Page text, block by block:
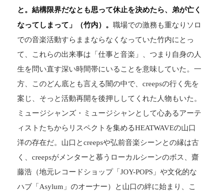
と。結構限界だなとも思って休止を決めたら、弟が亡く
なってしまって」（竹内）。 職場での激務も重なりソロ
での音楽活動すらままならなくなっていた竹内にとっ
て、これらの出来事は「仕事と音楽」、つまり自身の人
生を問い直す深い時間帯にいることを意味していた。一
方、このどん底とも言える闇の中で、creepsの行く先を
案じ、そっと活動再開を後押ししてくれた人物もいた。
ミュージシャンズ・ミュージシャンとして心あるアーテ
ィストたちからリスペクトを集めるHEATWAVEの山口
洋の存在だ。山口とcreepsや弘前音楽シーンとの縁は古
く、creepsがメンターと慕うローカルシーンのボス、齋
藤浩（地元レコードショップ「JOY-POPS」や文化的な
ハブ「Asylum」のオーナー）と山口の絆に始まり、こ